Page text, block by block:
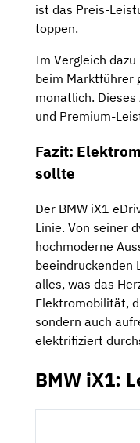
ist das Preis-
toppen.
Im Vergleich
beim Marktführer
monatlich.
und Premium-
Fazit:
sollte
Der BMW iX1
Linie. Von seiner
hochmoderne
beeindruckenden
alles, was das
Elektromobilität,
sondern auch
elektrifiziert
BMW iX1: